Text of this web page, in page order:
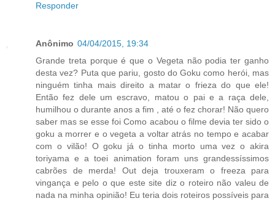
Responder
Anônimo 04/04/2015, 19:34
Grande treta porque é que o Vegeta não podia ter ganho
desta vez? Puta que pariu, gosto do Goku como herói, mas
ninguém tinha mais direito a matar o frieza do que ele!
Então fez dele um escravo, matou o pai e a raça dele,
humilhou o durante anos a fim , até o fez chorar! Não quero
saber mas se esse foi Como acabou o filme devia ter sido o
goku a morrer e o vegeta a voltar atrás no tempo e acabar
com o vilão! O goku já o tinha morto uma vez o akira
toriyama e a toei animation foram uns grandessíssimos
cabrões de merda! Out deja trouxeram o freeza para
vingança e pelo o que este site diz o roteiro não valeu de
nada na minha opinião! Eu teria dois roteiros possíveis para